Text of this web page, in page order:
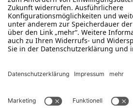
Schreibe uns
verkauf@schecker.de
WhatsApp Support
Tritt unserem Newsletter bei